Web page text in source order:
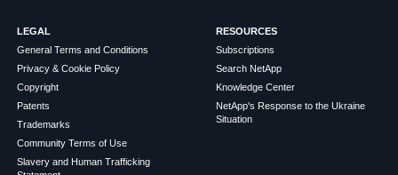
LEGAL
General Terms and Conditions
Privacy & Cookie Policy
Copyright
Patents
Trademarks
Community Terms of Use
Slavery and Human Trafficking
RESOURCES
Subscriptions
Search NetApp
Knowledge Center
NetApp's Response to the Ukraine
Situation